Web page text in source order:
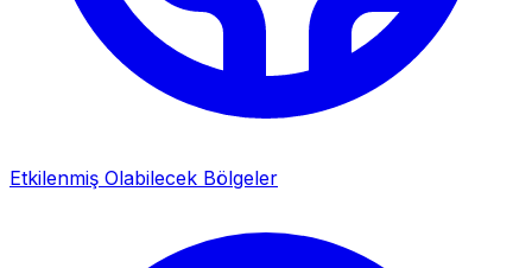
Etkilenmiş Olabilecek Bölgeler